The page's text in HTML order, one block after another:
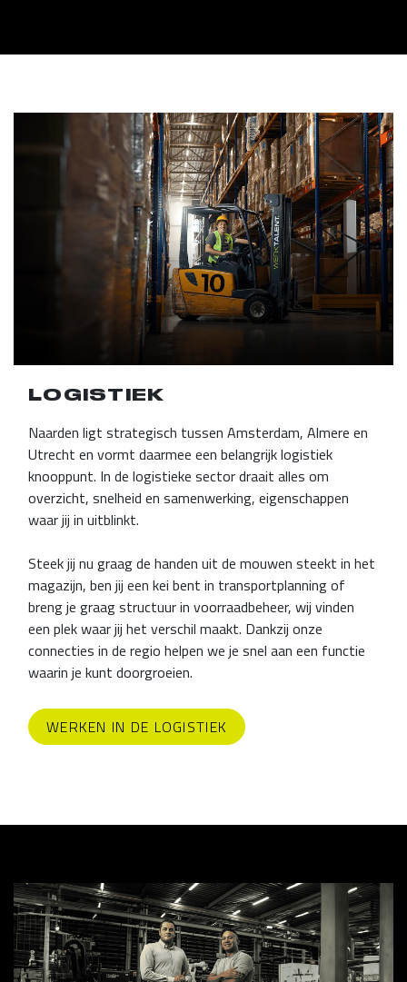
LOGISTIEK
Naarden ligt strategisch tussen Amsterdam, Almere en
Utrecht en vormt daarmee een belangrijk logistiek
knooppunt. In de logistieke sector draait alles om
overzicht, snelheid en samenwerking, eigenschappen
waar jij in uitblinkt.
Steek jij nu graag de handen uit de mouwen steekt in het
magazijn, ben jij een kei bent in transportplanning of
breng je graag structuur in voorraadbeheer, wij vinden
een plek waar jij het verschil maakt. Dankzij onze
connecties in de regio helpen we je snel aan een functie
waarin je kunt doorgroeien.
WERKEN IN DE LOGISTIEK